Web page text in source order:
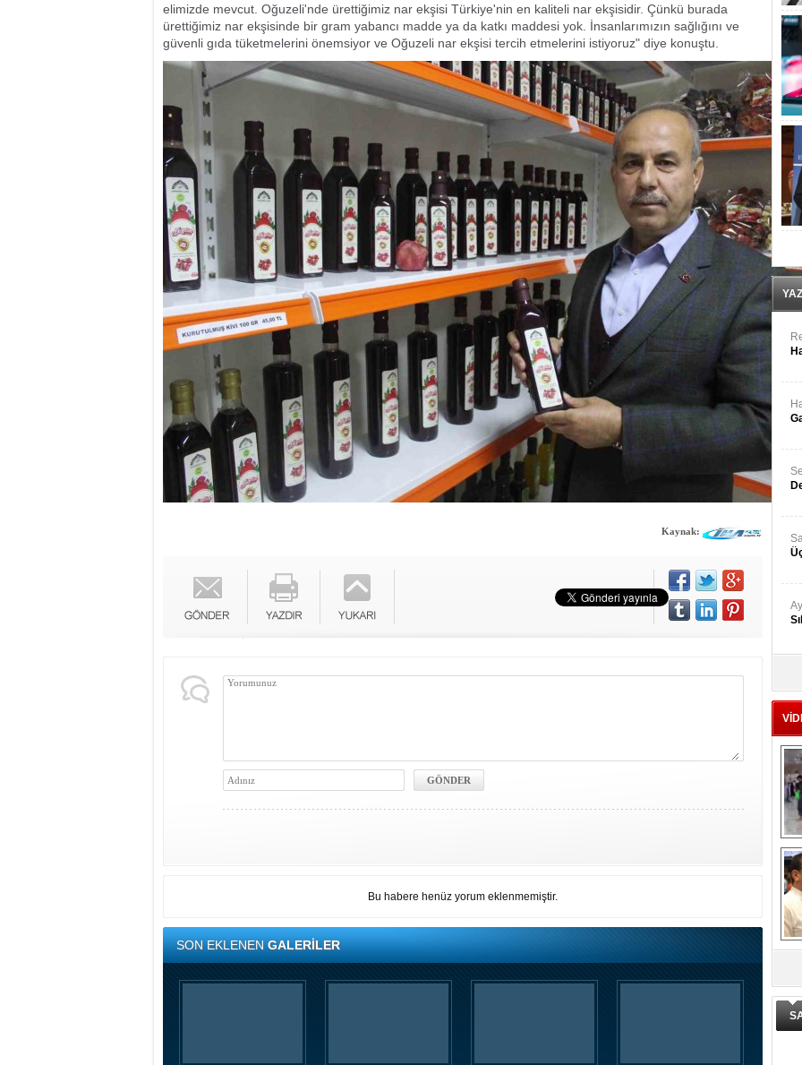
elimizde mevcut. Oğuzeli'nde ürettiğimiz nar ekşisi Türkiye'nin en kaliteli nar ekşisidir. Çünkü burada
ürettiğimiz nar ekşisinde bir gram yabancı madde ya da katkı maddesi yok. İnsanlarımızın sağlığını ve
güvenli gıda tüketmelerini önemsiyor ve Oğuzeli nar ekşisi tercih etmelerini istiyoruz" diye konuştu.
Kaynak:
Bu habere henüz yorum eklenmemiştir.
SON EKLENENGALERİLER